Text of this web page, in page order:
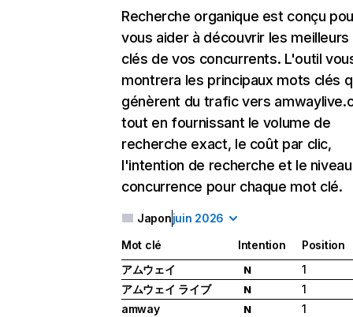
Recherche organique est conçu
vous aider à découvrir les
clés de vos concurrents. L'outil
montrera les principaux mots clés
génèrent du trafic vers
tout en fournissant le volume de
recherche exact, le coût par clic,
l'intention de recherche et le
concurrence pour chaque mot clé.
Japonjuin 2026
Mot clé Intention
Position
アムウェイ
N
1
アムウェイ ライブ
N
1
amway
N
1